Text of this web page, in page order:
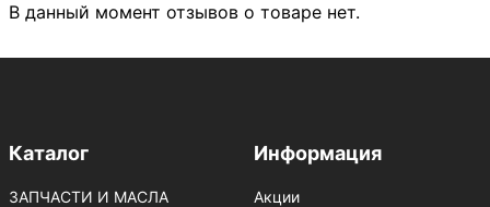
В данный момент отзывов о товаре нет.
Каталог
ЗАПЧАСТИ И МАСЛА
Информация
Акции